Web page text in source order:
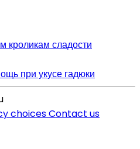
сладости
при укусе гадюки
choicesContact us